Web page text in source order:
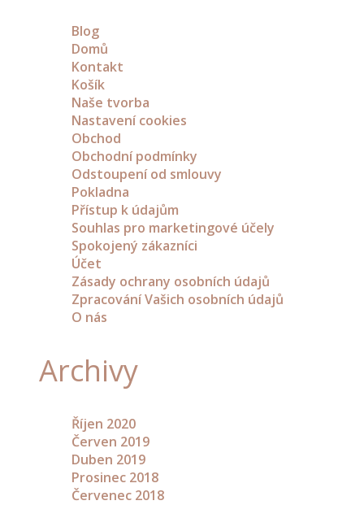
vozíky
Dřevění
Panáci
Dřevěné
dekorace
zahrady
Dekorační
domky
dřeva
Zahradní
doplňky
Dřevěné
poklopy
Dřevěné
budky
Blog
Domů
Kontakt
Košík
Naše tvorba
Nastavení cookies
Obchod
Obchodní podmínky
Odstoupení od smlouvy
Pokladna
Přístup k údajům
Souhlas pro marketingové účely
Spokojený zákazníci
Účet
Zásady ochrany osobních údajů
Zpracování Vašich osobních údajů
O nás
Archivy
Říjen 2020
Červen 2019
Duben 2019
Prosinec 2018
Červenec 2018